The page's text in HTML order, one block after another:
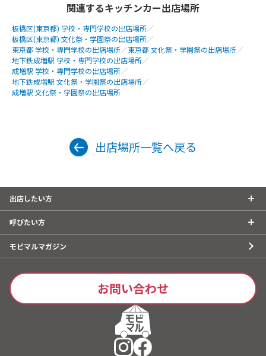
関連するキッチンカー出店場所
板橋区(東京都) 学校・専門学校の出店場所／
板橋区(東京都) 文化祭・学園祭の出店場所／
東京都 学校・専門学校の出店場所／東京都 文化祭・学園祭の出店場所／
地下鉄成増駅 学校・専門学校の出店場所／
成増駅 学校・専門学校の出店場所／
地下鉄成増駅 文化祭・学園祭の出店場所／
成増駅 文化祭・学園祭の出店場所
出店場所一覧へ戻る
出店したい方
呼びたい方
モビマルマガジン
お問い合わせ